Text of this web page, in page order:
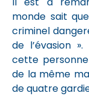
monde sait
criminel
de l’évasion
cette
de la même
de quatre